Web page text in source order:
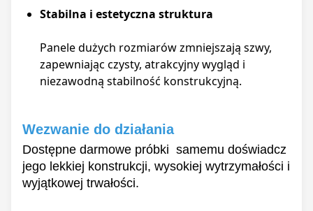
Stabilna i estetyczna struktura
Panele dużych rozmiarów zmniejszają szwy,
zapewniając czysty, atrakcyjny wygląd i
niezawodną stabilność konstrukcyjną.
Wezwanie do działania
Dostępne darmowe próbki ️ samemu doświadcz
jego lekkiej konstrukcji, wysokiej wytrzymałości i
wyjątkowej trwałości.